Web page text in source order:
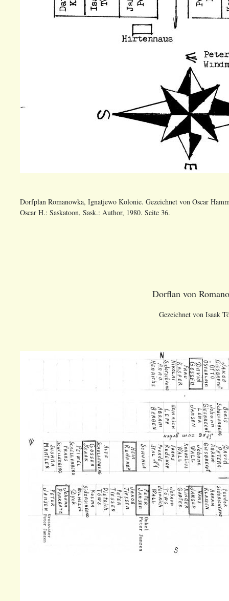
Dorfplan Romanowka, Ignatjewo Kolonie. Gezeichnet von Oscar
Oscar H.: Saskatoon, Sask.: Author, 1980. Seite 36.
Dorflan von
Gezeichnet von Isaak